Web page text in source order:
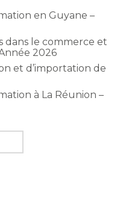
en Guyane –
dans le commerce et
2026
et d’importation de
à La Réunion –